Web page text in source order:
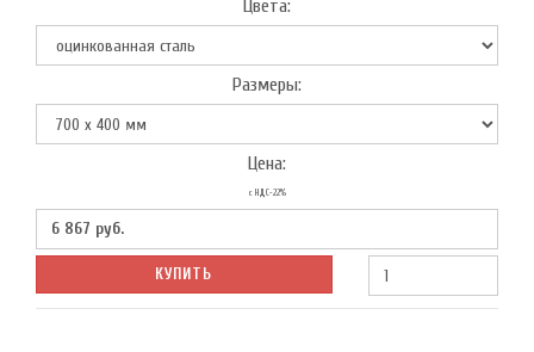
Цвета:
Размеры:
Цена:
с НДС-22%
6 867 руб.
КУПИТЬ